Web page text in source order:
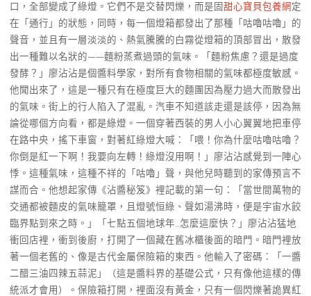
口，全部變成了綠燈。它們不是交替閃爍，而是固甜心寶貝包養網定
在「通行」的狀態，同時，每一個燈箱都發出了那種「咕嚕咕嚕」的
聲音，並且有一層淡淡的、熱氣騰騰的白霧從燈箱的頂部冒出，散發
出一種難以名狀的——麵粉蒸煮過頭的氣味。「麵粉焦慮？還是過度
發酵？」廖沾沾是個醬料學家，對所有食物相關的氣味都極度敏感。
他聞出來了，這是一種只有在極度巨大的麵團因為壓力過大而散發出
的氣味。街上的行人陷入了混亂。汽車不知道該走還是該停，因為無
論從哪個方向看，都是綠燈。一個穿著西裝的男人小心翼翼地把車停
在路中央，搖下車窗，對著紅綠燈大喊：「喂！你為什麼咕嚕咕嚕？
你倒是紅一下啊！我要向左轉！綠燈沒用啊！」廖沾沾感覺到一陣心
悸。這種氣味，這種不祥的「咕嚕」聲，與他兒時聽到的家傳預言不
謀而合。他想起家傳《沾醬秘笈》裡記載的第一句：「當世間萬物的
交通都被麵皮的氣味籠罩，且燈號恒綠、聲如湯沸時，便是宇宙水餃
臨界點到來之時。」「七點五個地球年…怎麼這麼快？」廖沾沾猛地
衝回店裡，衝到後廚，打開了一個藏在舊冰櫃後面的暗門。暗門裡放
著一個老舊的、像是古代金屬保險箱的東西。他輸入了密碼：「一醬
二醋三油四辣五蒜泥」（這是醬料界的基礎公式，只有像他這樣的傳
統派才會用）。保險箱打開，裡面沒有黃金，只有一個閃爍著詭異紅